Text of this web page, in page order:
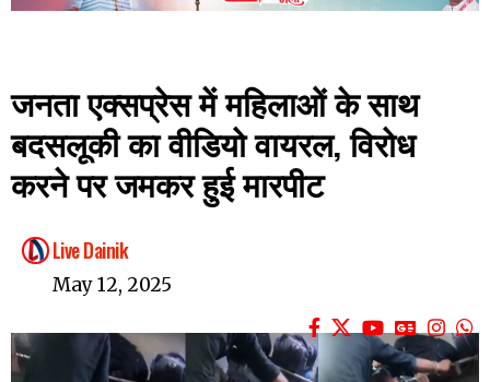
जनता एक्सप्रेस में महिलाओं के साथ
बदसलूकी का वीडियो वायरल, विरोध
करने पर जमकर हुई मारपीट
Live Dainik
May 12, 2025